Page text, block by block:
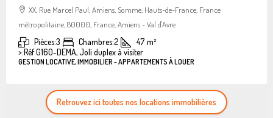
XX, Rue Marcel Paul, Amiens, Somme, Hauts-de-France, France
métropolitaine, 80000, France, Amiens - Val d'Avre
Pièces:3 Chambres:2 47 m²
>:Réf G160-DEMA, Joli duplex à visiter
GESTION LOCATIVE, IMMOBILIER - APPARTEMENTS À LOUER
Retrouvez ici toutes nos locations immobilières